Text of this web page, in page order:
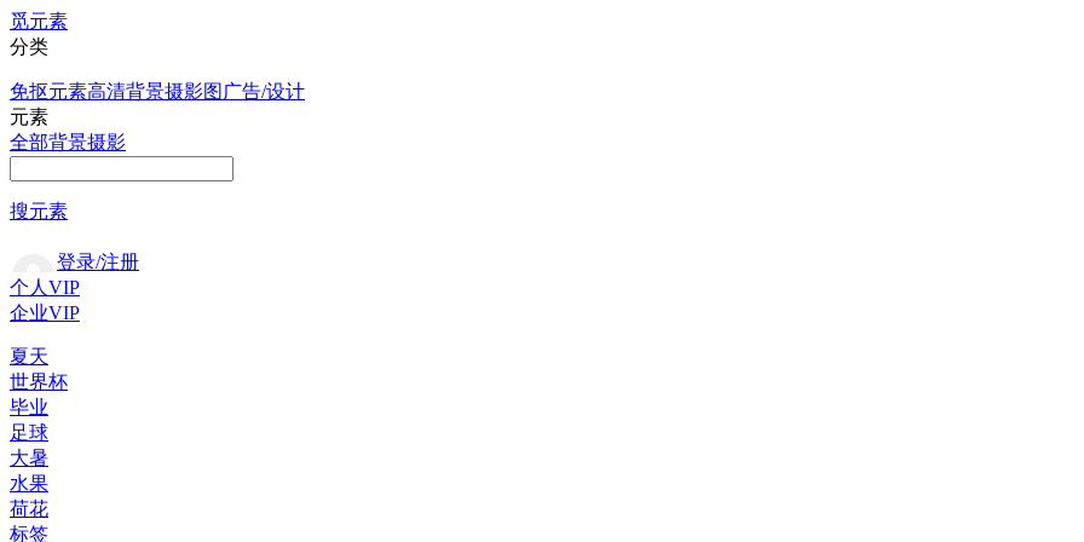
觅元素
分类
免抠元素高清背景摄影图 广告/设计
元素
全部背景摄影
搜元素
登录/注册
个人VIP
企业VIP
夏天
世界杯
毕业
足球
大暑
水果
荷花
标签